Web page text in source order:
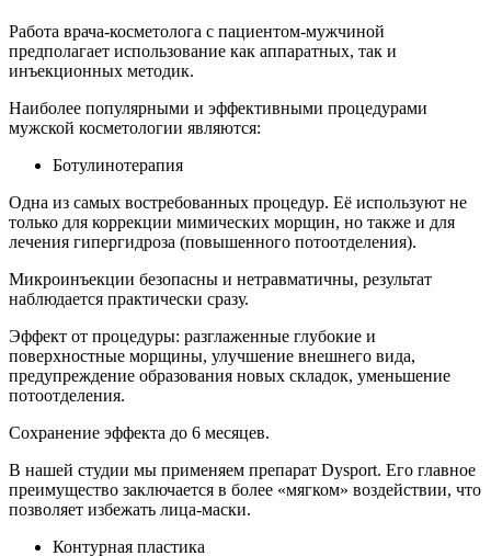
Работа врача-косметолога с пациентом-мужчиной
предполагает использование как аппаратных, так и
инъекционных методик.
Наиболее популярными и эффективными процедурами
мужской косметологии являются:
Ботулинотерапия
Одна из самых востребованных процедур. Её используют не
только для коррекции мимических морщин, но также и для
лечения гипергидроза (повышенного потоотделения).
Микроинъекции безопасны и нетравматичны, результат
наблюдается практически сразу.
Эффект от процедуры: разглаженные глубокие и
поверхностные морщины, улучшение внешнего вида,
предупреждение образования новых складок, уменьшение
потоотделения.
Сохранение эффекта до 6 месяцев.
В нашей студии мы применяем препарат Dysport. Его главное
преимущество заключается в более «мягком» воздействии, что
позволяет избежать лица-маски.
Контурная пластика